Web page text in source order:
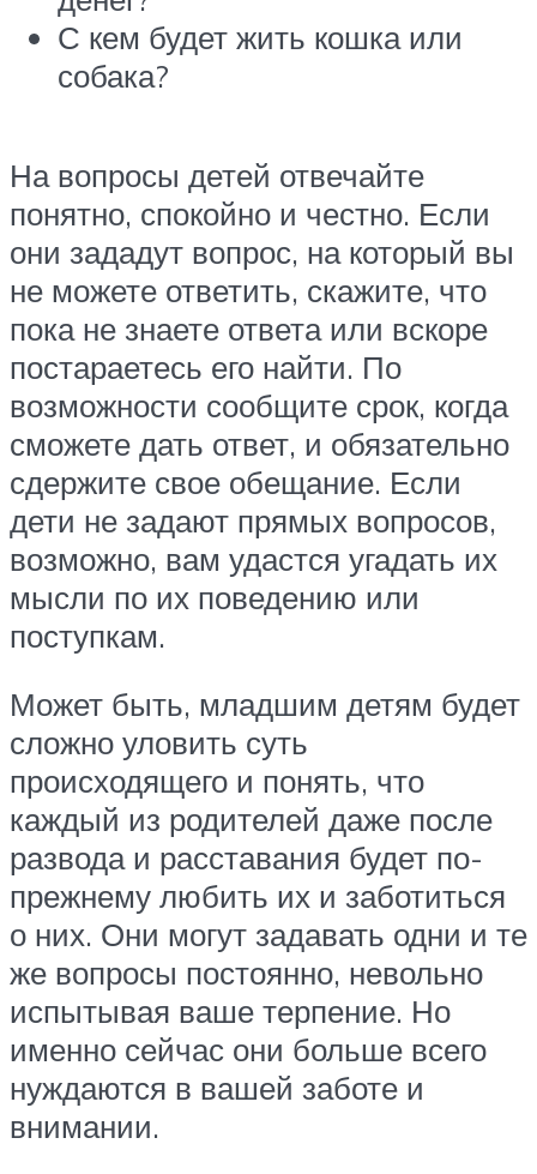
С кем будет жить кошка или
собака?
На вопросы детей отвечайте
понятно, спокойно и честно. Если
они зададут вопрос, на который вы
не можете ответить, скажите, что
пока не знаете ответа или вскоре
постараетесь его найти. По
возможности сообщите срок, когда
сможете дать ответ, и обязательно
сдержите свое обещание. Если
дети не задают прямых вопросов,
возможно, вам удастся угадать их
мысли по их поведению или
поступкам.
Может быть, младшим детям будет
сложно уловить суть
происходящего и понять, что
каждый из родителей даже после
развода и расставания будет по-
прежнему любить их и заботиться
о них. Они могут задавать одни и те
же вопросы постоянно, невольно
испытывая ваше терпение. Но
именно сейчас они больше всего
нуждаются в вашей заботе и
внимании.